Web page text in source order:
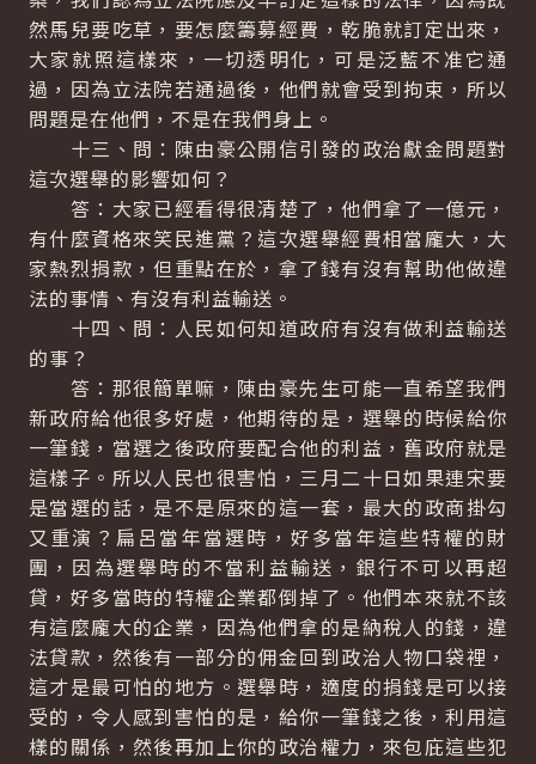
然馬兒要吃草，要怎麼籌募經費，乾脆就訂定出來，
大家就照這樣來，一切透明化，可是泛藍不准它通
過，因為立法院若通過後，他們就會受到拘束，所以
問題是在他們，不是在我們身上。
十三、問：陳由豪公開信引發的政治獻金問題對
這次選舉的影響如何？
答：大家已經看得很清楚了，他們拿了一億元，
有什麼資格來笑民進黨？這次選舉經費相當龐大，大
家熱烈捐款，但重點在於，拿了錢有沒有幫助他做違
法的事情、有沒有利益輸送。
十四、問：人民如何知道政府有沒有做利益輸送
的事？
答：那很簡單嘛，陳由豪先生可能一直希望我們
新政府給他很多好處，他期待的是，選舉的時候給你
一筆錢，當選之後政府要配合他的利益，舊政府就是
這樣子。所以人民也很害怕，三月二十日如果連宋要
是當選的話，是不是原來的這一套，最大的政商掛勾
又重演？扁呂當年當選時，好多當年這些特權的財
團，因為選舉時的不當利益輸送，銀行不可以再超
貸，好多當時的特權企業都倒掉了。他們本來就不該
有這麼龐大的企業，因為他們拿的是納稅人的錢，違
法貸款，然後有一部分的佣金回到政治人物口袋裡，
這才是最可怕的地方。選舉時，適度的捐錢是可以接
受的，令人感到害怕的是，給你一筆錢之後，利用這
樣的關係，然後再加上你的政治權力，來包庇這些犯